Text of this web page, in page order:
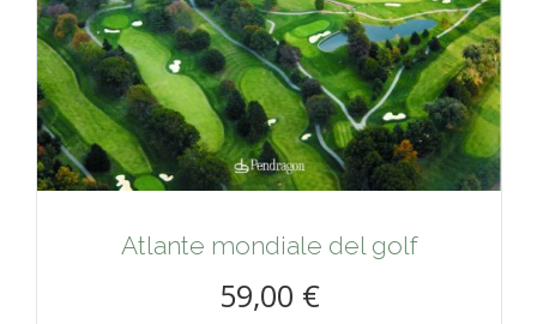
Atlante mondiale del golf
59,00 €